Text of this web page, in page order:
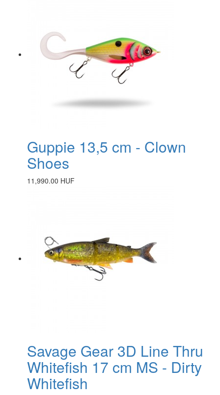
Guppie 13,5 cm - Clown
Shoes
11,990.00 HUF
Savage Gear 3D Line Thru
Whitefish 17 cm MS - Dirty
Whitefish